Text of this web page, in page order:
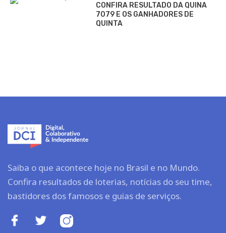
CONFIRA RESULTADO DA QUINA
7079 E OS GANHADORES DE
QUINTA
Saiba o que acontece hoje no Brasil e no Mundo.
Confira resultados de loterias, notícias do seu time,
bastidores dos famosos e guias de serviços.